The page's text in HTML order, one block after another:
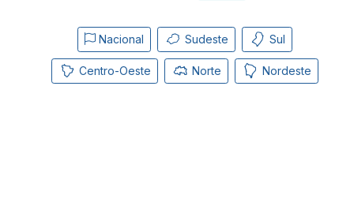
Nacional Sudeste Sul
Centro-Oeste Norte Nordeste